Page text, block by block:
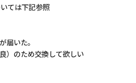
ては下記参照
届いた。
）のため交換して欲しい